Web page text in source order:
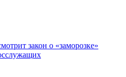
закон о «заморозке»